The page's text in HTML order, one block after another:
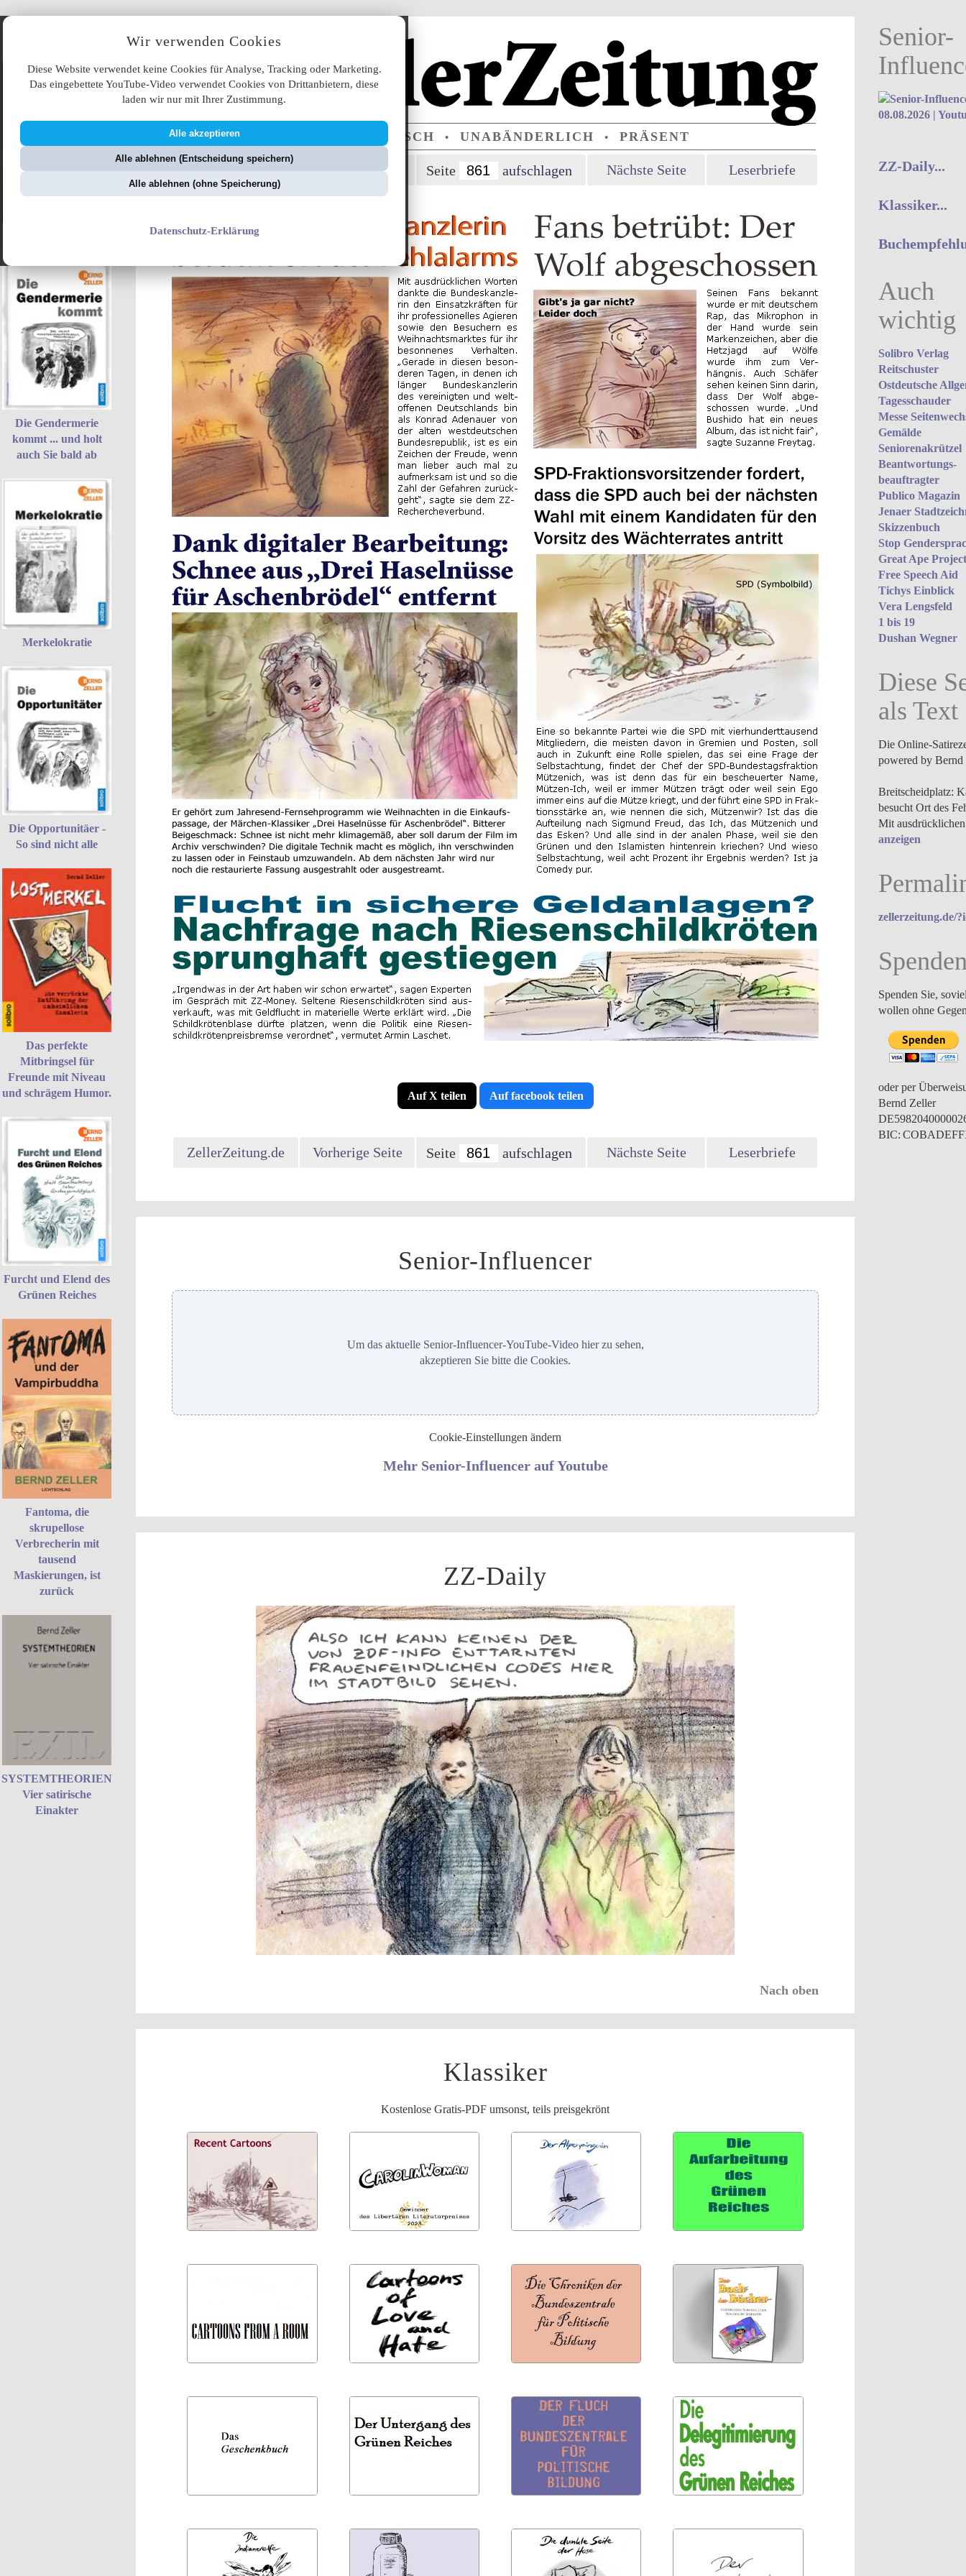
Wir verwenden Cookies
Diese Website verwendet keine Cookies für Analyse, Tracking oder Marketing.
Das eingebettete YouTube-Video verwendet Cookies von Drittanbietern, diese
laden wir nur mit Ihrer Zustimmung.
Alle akzeptieren
Alle ablehnen (Entscheidung speichern)
Alle ablehnen (ohne Speicherung)
Datenschutz-Erklärung
Angebote
Die Gendermerie
kommt ... und holt
auch Sie bald ab
Merkelokratie
Die Opportunitäer -
So sind nicht alle
Das perfekte
Mitbringsel für
Freunde mit Niveau
und schrägem Humor.
Furcht und Elend des
Grünen Reiches
Fantoma, die
skrupellose
Verbrecherin mit
tausend
Maskierungen, ist
zurück
SYSTEMTHEORIEN
Vier satirische
Einakter
ÜBERPARTEIISCH • UNABÄNDERLICH • PRÄSENT
Vorherige Seite Seite Nächste Seite Leserbriefe
Auf X teilen Auf facebook teilen
ZellerZeitung.de Vorherige Seite Seite Nächste Seite Leserbriefe
Senior-Influencer
Um das aktuelle Senior-Influencer-YouTube-Video hier zu sehen,
akzeptieren Sie bitte die Cookies.
Cookie-Einstellungen ändern
Mehr Senior-Influencer auf Youtube
ZZ-Daily
Nach oben
Klassiker
Kostenlose Gratis-PDF umsonst, teils preisgekrönt
Senior-
08.08.2026 |
ZZ-Daily...
Klassiker...
Auch
wichtig
Solibro Verlag
Reitschuster
Ostdeutsche
Tagesschauder
Messe
Gemälde
Seniorenakrützel
Beantwortungs­
beauftragter
Publico Magazin
Jenaer
Skizzenbuch
Stop
Great Ape Project
Free Speech Aid
Tichys Einblick
Vera Lengsfeld
1 bis 19
Dushan Wegner
Diese
als Text
Die Online-
powered by Bernd
Breitscheidplatz:
besucht Ort des
Mit
anzeigen
zellerzeitung.de/
Spenden Sie,
wollen ohne
oder per
Bernd Zeller
BIC: